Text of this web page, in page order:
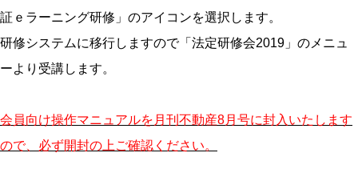
証ｅラーニング研修」のアイコンを選択します。
研修システムに移行しますので「法定研修会2019」のメニュ
ーより受講します。
会員向け操作マニュアルを月刊不動産8月号に封入いたします
ので、必ず開封の上ご確認ください。